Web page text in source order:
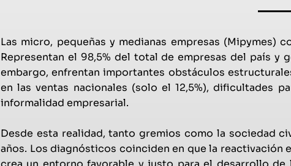
Las micro, pequeñas y medianas empresas
Representan el 98,5% del total de empresas del país y
embargo, enfrentan importantes obstáculos
en las ventas nacionales (solo el 12,5%), dificultades
informalidad empresarial.
Desde esta realidad, tanto gremios como la sociedad
años. Los diagnósticos coinciden en que la